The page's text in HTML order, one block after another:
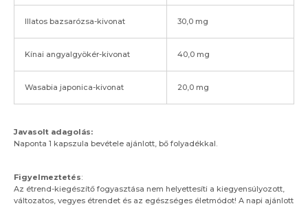
Illatos bazsarózsa-kivonat 30,0 mg
Kínai angyalgyökér-kivonat 40,0 mg
Wasabia japonica-kivonat 20,0 mg
Javasolt adagolás:
Naponta 1 kapszula bevétele ajánlott, bő folyadékkal.
Figyelmeztetés:
Az étrend-kiegészítő fogyasztása nem helyettesíti a kiegyensúlyozott,
változatos, vegyes étrendet és az egészséges életmódot! A napi ajánlott